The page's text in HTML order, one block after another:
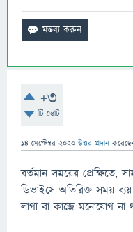
+3
টি ভোট
14 সেপ্টেম্বর 2020 উত্তর প্রদান
বর্তমান সময়ের প্রেক্ষিতে,
ডিভাইসে অতিরিক্ত সময়
লাগা বা কাজে মনোযোগ না